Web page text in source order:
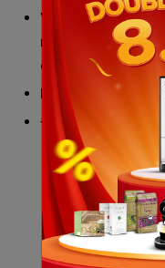
Van cấp nước
nước sôi để đảm
diễn ra trơn tru
Dung tích bình
Điều khiển điều